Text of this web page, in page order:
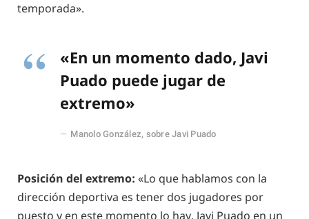
temporada».
«En un momento dado, Javi
Puado puede jugar de
extremo»
Manolo González, sobre Javi Puado
Posición del extremo: «Lo que hablamos con la
dirección deportiva es tener dos jugadores por
puesto y en este momento lo hay. Javi Puado en un